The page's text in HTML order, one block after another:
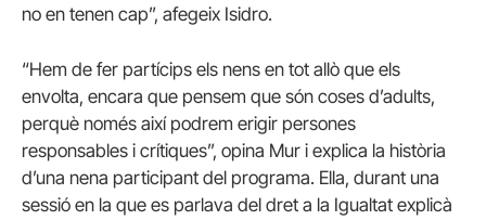
no en tenen cap”, afegeix Isidro.
“Hem de fer partícips els nens en tot allò que els
envolta, encara que pensem que són coses d’adults,
perquè només així podrem erigir persones
responsables i crítiques”, opina Mur i explica la història
d’una nena participant del programa. Ella, durant una
sessió en la que es parlava del dret a la Igualtat explicà